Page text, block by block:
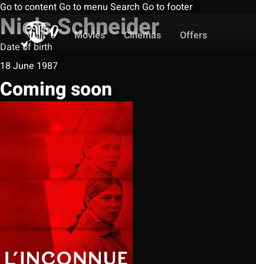
Go to content Go to menu Search Go to footer
Movies
Cinemas Offers
Niels Schneider
Date of birth
18 June 1987
Coming soon